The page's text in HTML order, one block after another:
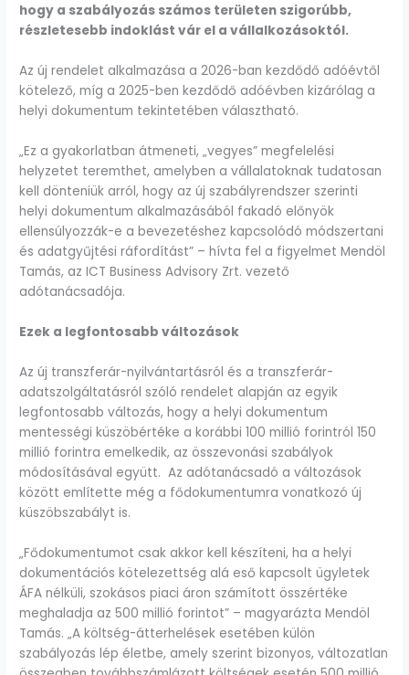
hogy a szabályozás számos területen szigorúbb,
részletesebb indoklást vár el a vállalkozásoktól.
Az új rendelet alkalmazása a 2026-ban kezdődő adóévtől
kötelező, míg a 2025-ben kezdődő adóévben kizárólag a
helyi dokumentum tekintetében választható.
„Ez a gyakorlatban átmeneti, „vegyes” megfelelési
helyzetet teremthet, amelyben a vállalatoknak tudatosan
kell dönteniük arról, hogy az új szabályrendszer szerinti
helyi dokumentum alkalmazásából fakadó előnyök
ellensúlyozzák-e a bevezetéshez kapcsolódó módszertani
és adatgyűjtési ráfordítást” – hívta fel a figyelmet Mendöl
Tamás, az ICT Business Advisory Zrt. vezető
adótanácsadója.
Ezek a legfontosabb változások
Az új transzferár-nyilvántartásról és a transzferár-
adatszolgáltatásról szóló rendelet alapján az egyik
legfontosabb változás, hogy a helyi dokumentum
mentességi küszöbértéke a korábbi 100 millió forintról 150
millió forintra emelkedik, az összevonási szabályok
módosításával együtt. Az adótanácsadó a változások
között említette még a fődokumentumra vonatkozó új
küszöbszabályt is.
„Fődokumentumot csak akkor kell készíteni, ha a helyi
dokumentációs kötelezettség alá eső kapcsolt ügyletek
ÁFA nélküli, szokásos piaci áron számított összértéke
meghaladja az 500 millió forintot” – magyarázta Mendöl
Tamás. „A költség-átterhelések esetében külön
szabályozás lép életbe, amely szerint bizonyos, változatlan